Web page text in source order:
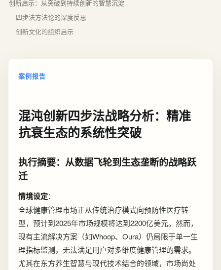
创新启示：从突破到持续创新的智慧沉淀
四步法方法论的深度反思
创新文化的组织启示
案例报告
混沌创新四步法战略分析：精准
抗衰生态的系统性突破
执行摘要：从数据飞轮到生态垄断的战略跃
迁
情境设定：
全球健康管理市场正从传统治疗模式向预防性医疗转
型，预计到2025年市场规模将达到2200亿美元。然而，
现有主流解决方案（如Whoop、Oura）仍局限于单一生
理指标监测，无法满足用户对多维度健康管理的需求。
尤其在东方养生智慧与现代技术结合的领域，市场尚处